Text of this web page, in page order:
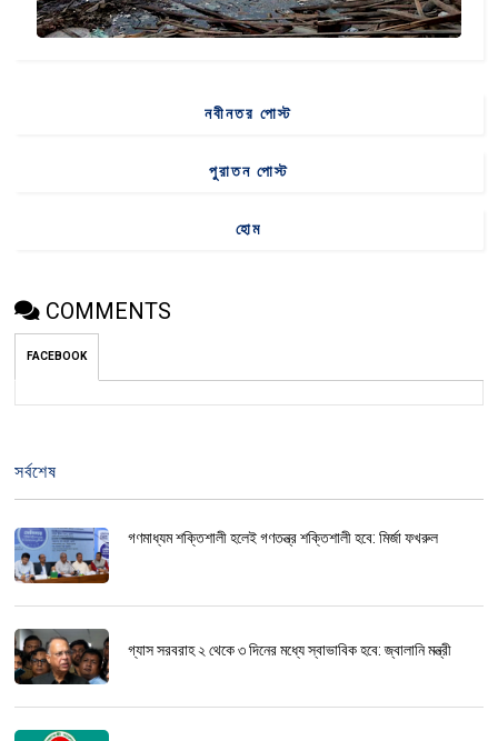
নবীনতর পোস্ট
পুরাতন পোস্ট
হোম
COMMENTS
FACEBOOK
সর্বশেষ
গণমাধ্যম শক্তিশালী হলেই গণতন্ত্র শক্তিশালী হবে: মির্জা ফখরুল
গ্যাস সরবরাহ ২ থেকে ৩ দিনের মধ্যে স্বাভাবিক হবে: জ্বালানি মন্ত্রী